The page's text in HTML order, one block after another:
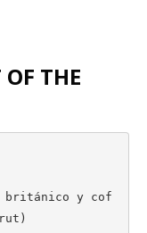
THE
británico y cof